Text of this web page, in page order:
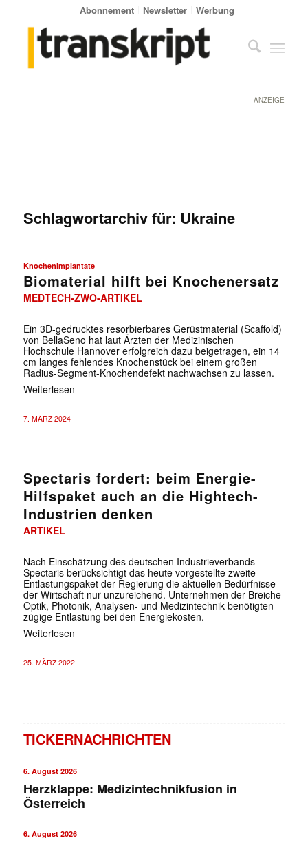
Abonnement Newsletter Werbung
ANZEIGE
Schlagwortarchiv für: Ukraine
Knochenimplantate
Biomaterial hilft bei Knochenersatz
MEDTECH-ZWO-ARTIKEL
Ein 3D-gedrucktes resorbierbares Gerüstmaterial (Scaffold)
von BellaSeno hat laut Ärzten der Medizinischen
Hochschule Hannover erfolgreich dazu beigetragen, ein 14
cm langes fehlendes Knochenstück bei einem großen
Radius-Segment-Knochendefekt nachwachsen zu lassen.
Weiterlesen
7. MÄRZ 2024
Spectaris fordert: beim Energie-
Hilfspaket auch an die Hightech-
Industrien denken
ARTIKEL
Nach Einschätzung des deutschen Industrieverbands
Spectaris berücksichtigt das heute vorgestellte zweite
Entlastungspaket der Regierung die aktuellen Bedürfnisse
der Wirtschaft nur unzureichend. Unternehmen der Breiche
Optik, Photonik, Analysen- und Medizintechnik benötigten
zügige Entlastung bei den Energiekosten.
Weiterlesen
25. MÄRZ 2022
TICKERNACHRICHTEN
6. August 2026
Herzklappe: Medizintechnikfusion in
Österreich
6. August 2026